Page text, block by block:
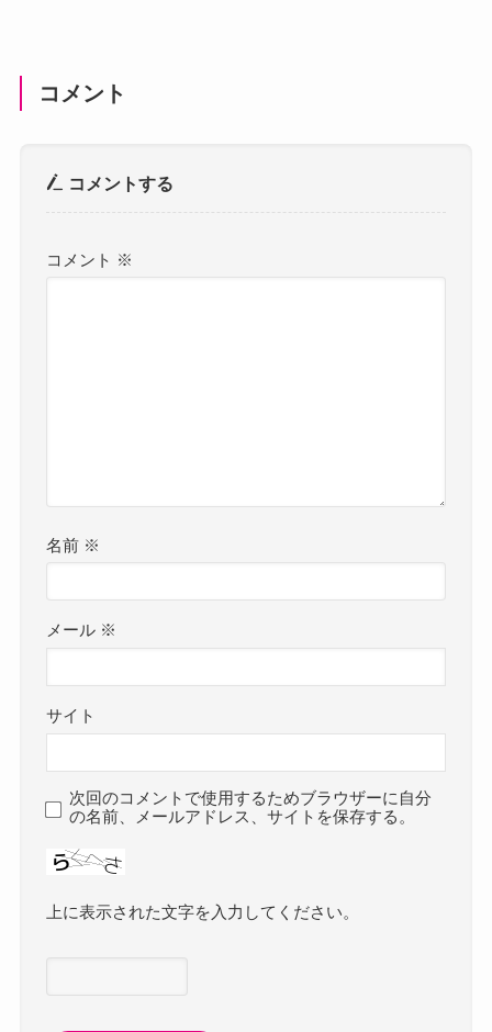
コメント
コメントする
コメント ※
名前 ※
メール ※
サイト
次回のコメントで使用するためブラウザーに自分
の名前、メールアドレス、サイトを保存する。
上に表示された文字を入力してください。